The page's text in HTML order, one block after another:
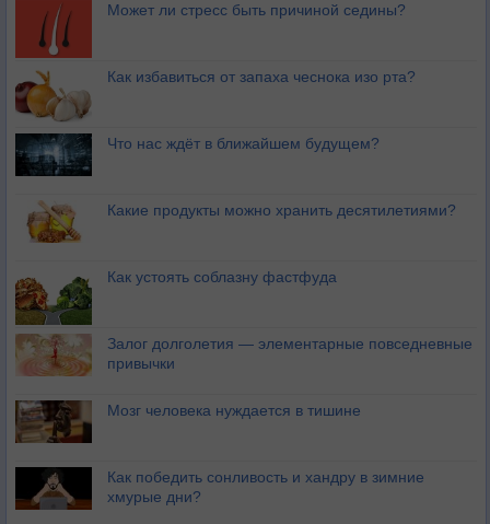
Может ли стресс быть причиной седины?
Как избавиться от запаха чеснока изо рта?
Что нас ждёт в ближайшем будущем?
Какие продукты можно хранить десятилетиями?
Как устоять соблазну фастфуда
Залог долголетия — элементарные повседневные
привычки
Мозг человека нуждается в тишине
Как победить сонливость и хандру в зимние
хмурые дни?